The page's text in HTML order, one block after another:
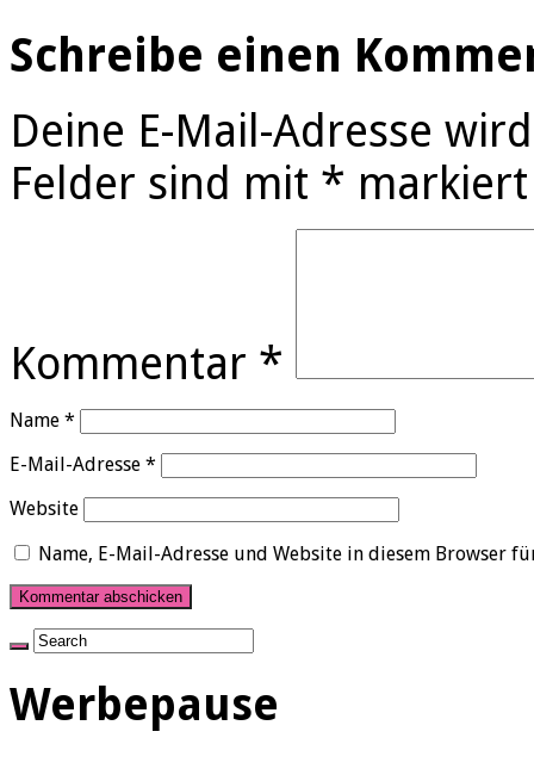
Schreibe einen
Deine E-Mail-Adresse
Felder sind mit * markiert
Kommentar *
Name *
E-Mail-Adresse *
Website
Name, E-Mail-Adresse und Website in diesem Browser
Werbepause